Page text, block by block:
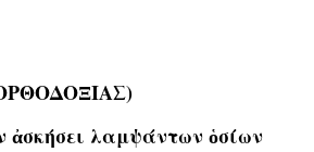
λαμψάντων ὁσίων